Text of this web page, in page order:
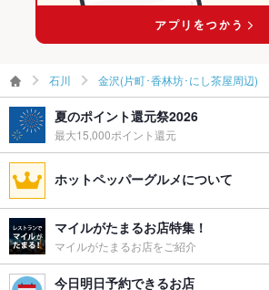
ウェディン
ー二次会
ご相談下さい
お祝い・サ
プライズ対
応
可
備考 －
石川 金沢(片町･香林坊･にし茶屋周辺)
夏のポイント還元祭2026
最大15,000ポイント還元
ホットペッパーグルメについて
マイルがたまるお店特集！
マイルがたまるお店をご紹介
今日明日予約できるお店